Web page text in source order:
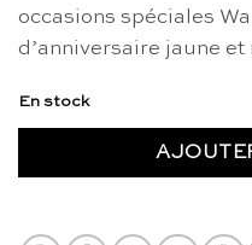
occasions spéciales
d’anniversaire jaune et
En stock